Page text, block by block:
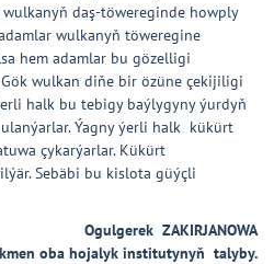
wulkanyň daş-töwereginde howply
wulkanyň töweregine
hem adamlar bu gözelligi
wulkan diňe bir özüne çekijiligi
halk bu tebigy baýlygyny ýurdyň
Ýagny ýerli halk kükürt
çykarýarlar. Kükürt
Sebäbi bu kislota güýçli
Ogulgerek ZAKIRJANOWA
oba hojalyk institutynyň talyby.